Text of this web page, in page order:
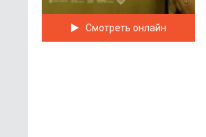
Смотреть онлайн